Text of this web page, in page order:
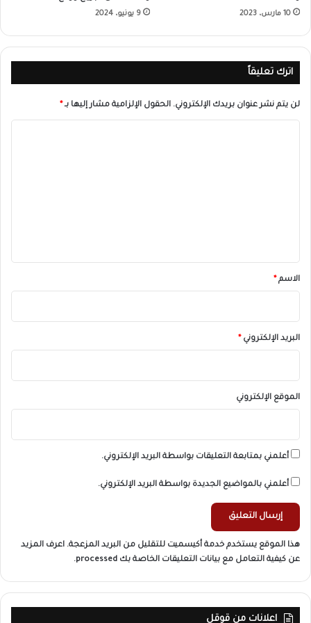
10 مارس، 2023 9 يونيو، 2024
اترك تعليقاً
لن يتم نشر عنوان بريدك الإلكتروني. الحقول الإلزامية مشار إليها بـ*
*الاسم*
البريد الإلكتروني*
الموقع الإلكتروني
أعلمني بمتابعة التعليقات بواسطة البريد الإلكتروني.
أعلمني بالمواضيع الجديدة بواسطة البريد الإلكتروني.
هذا الموقع يستخدم خدمة أكيسميت للتقليل من البريد المزعجة. اعرف المزيد
عن كيفية التعامل مع بيانات التعليقات الخاصة بك processed
.
اعلانات من قوقل